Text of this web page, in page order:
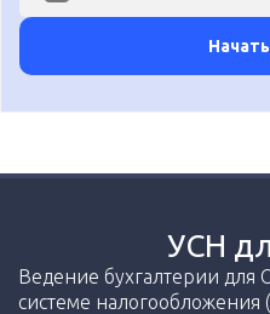
УСН
Ведение бухгалтерии
системе